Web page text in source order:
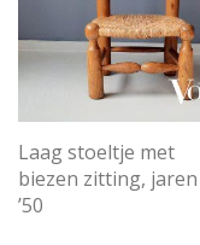
Laag stoeltje met
biezen zitting, jaren
’50